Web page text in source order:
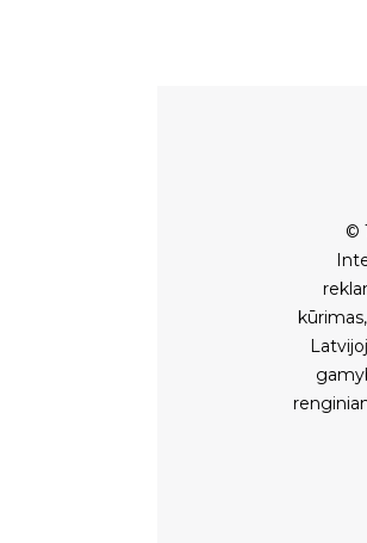
©
kūrimas,